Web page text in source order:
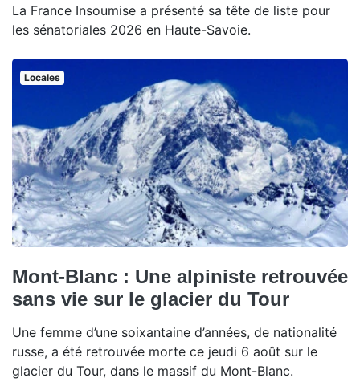
La France Insoumise a présenté sa tête de liste pour
les sénatoriales 2026 en Haute-Savoie.
Locales
Mont-Blanc : Une alpiniste retrouvée
sans vie sur le glacier du Tour
Une femme d’une soixantaine d’années, de nationalité
russe, a été retrouvée morte ce jeudi 6 août sur le
glacier du Tour, dans le massif du Mont-Blanc.